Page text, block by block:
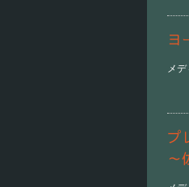
ヨ
メ
プ
～